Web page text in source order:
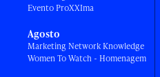
Evento ProXXIma
Agosto
Marketing Network Knowledge
Women To Watch - Homenagem